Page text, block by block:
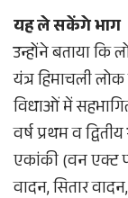
यह ले सकेंगे भाग
उन्होंने बताया कि
यंत्र हिमाचली
विधाओं में
वर्ष प्रथम व
एकांकी (वन एक्ट
वादन, सितार